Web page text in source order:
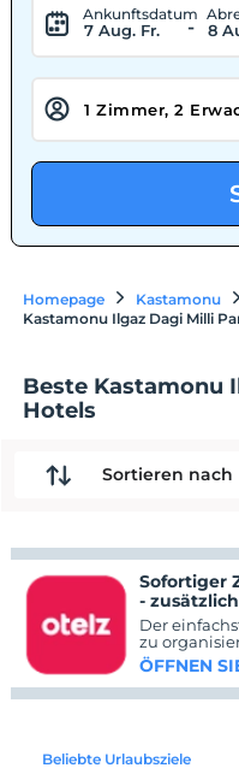
Ankunftsdatum
7 Aug. Fr. - 8
Homepage Kastamonu
Kastamonu Ilgaz Dagi Milli
Beste Kastamonu
Hotels
Sortieren nach
Sofortiger
-
Der
zu
ÖFFNEN
Beliebte Urlaubsziele